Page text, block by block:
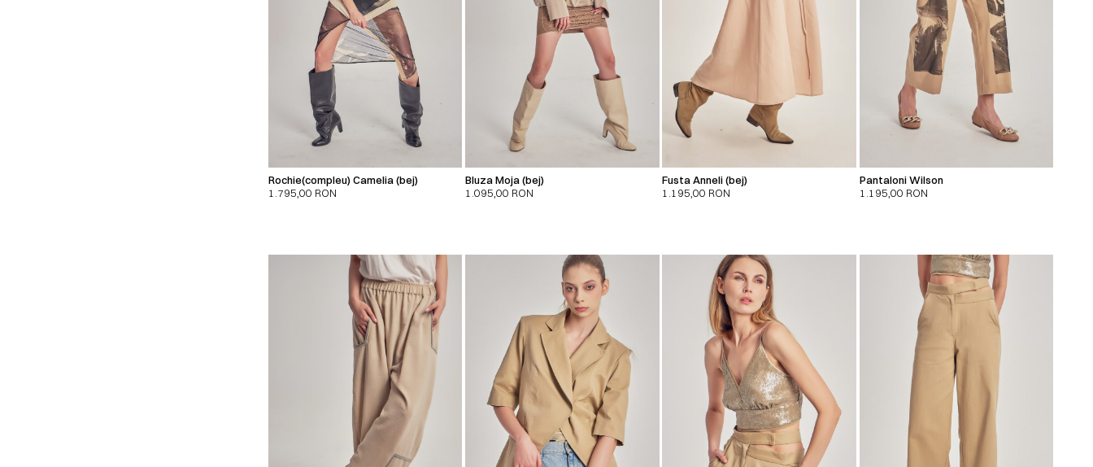
Rochie(compleu) Camelia (bej)
1.795,00 RON
Bluza Moja (bej)
1.095,00 RON
Fusta Anneli (bej)
1.195,00 RON
Pantaloni Wilson
1.195,00 RON